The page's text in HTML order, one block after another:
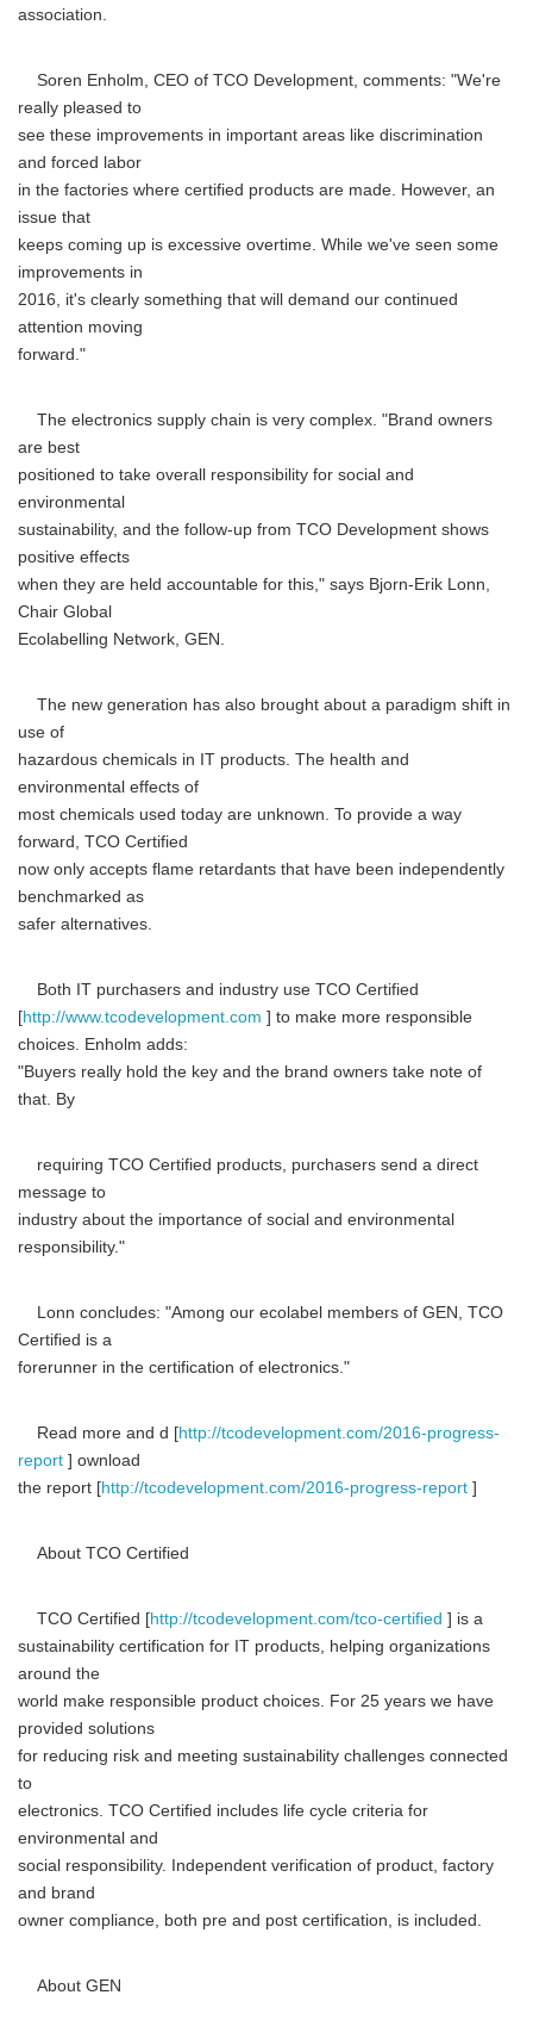
association.
Soren Enholm, CEO of TCO Development, comments: "We're
really pleased to
see these improvements in important areas like discrimination
and forced labor
in the factories where certified products are made. However, an
issue that
keeps coming up is excessive overtime. While we've seen some
improvements in
2016, it's clearly something that will demand our continued
attention moving
forward."
The electronics supply chain is very complex. "Brand owners
are best
positioned to take overall responsibility for social and
environmental
sustainability, and the follow-up from TCO Development shows
positive effects
when they are held accountable for this," says Bjorn-Erik Lonn,
Chair Global
Ecolabelling Network, GEN.
The new generation has also brought about a paradigm shift in
use of
hazardous chemicals in IT products. The health and
environmental effects of
most chemicals used today are unknown. To provide a way
forward, TCO Certified
now only accepts flame retardants that have been independently
benchmarked as
safer alternatives.
Both IT purchasers and industry use TCO Certified
[http://www.tcodevelopment.com ] to make more responsible
choices. Enholm adds:
"Buyers really hold the key and the brand owners take note of
that. By
requiring TCO Certified products, purchasers send a direct
message to
industry about the importance of social and environmental
responsibility."
Lonn concludes: "Among our ecolabel members of GEN, TCO
Certified is a
forerunner in the certification of electronics."
Read more and d [http://tcodevelopment.com/2016-progress-
report ] ownload
the report [http://tcodevelopment.com/2016-progress-report ]
About TCO Certified
TCO Certified [http://tcodevelopment.com/tco-certified ] is a
sustainability certification for IT products, helping organizations
around the
world make responsible product choices. For 25 years we have
provided solutions
for reducing risk and meeting sustainability challenges connected
to
electronics. TCO Certified includes life cycle criteria for
environmental and
social responsibility. Independent verification of product, factory
and brand
owner compliance, both pre and post certification, is included.
About GEN